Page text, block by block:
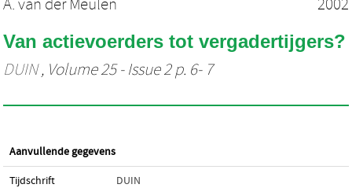
A. van der Meulen 2002
Van actievoerders tot vergadertijgers?
DUIN, Volume 25 - Issue 2 p. 6- 7
Aanvullende gegevens
Tijdschrift DUIN